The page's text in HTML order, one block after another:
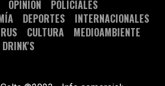
OPINIÓN
POLICIALES
DEPORTES
INTERNACIONALES
CULTURA
MEDIOAMBIENTE
DRINK'S